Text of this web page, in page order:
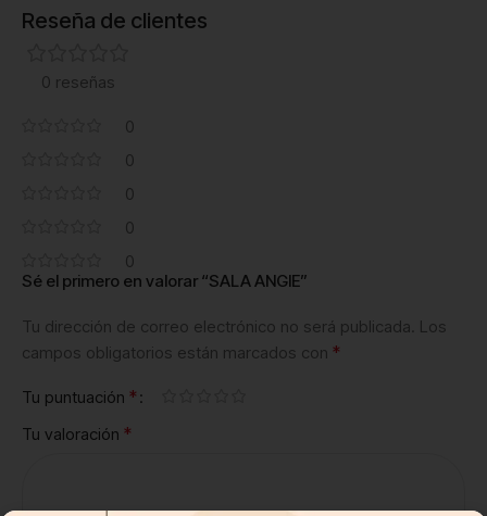
Reseña de clientes
0 reseñas
0
0
0
0
0
Sé el primero en valorar “SALA ANGIE”
Tu dirección de correo electrónico no será publicada. Los
campos obligatorios están marcados con *
Tu puntuación *
Tu valoración *